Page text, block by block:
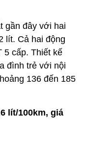
gần đây với hai
lít. Cả hai động
5 cấp. Thiết kế
đình trẻ với nội
136 đến 185
lít/100km, giá